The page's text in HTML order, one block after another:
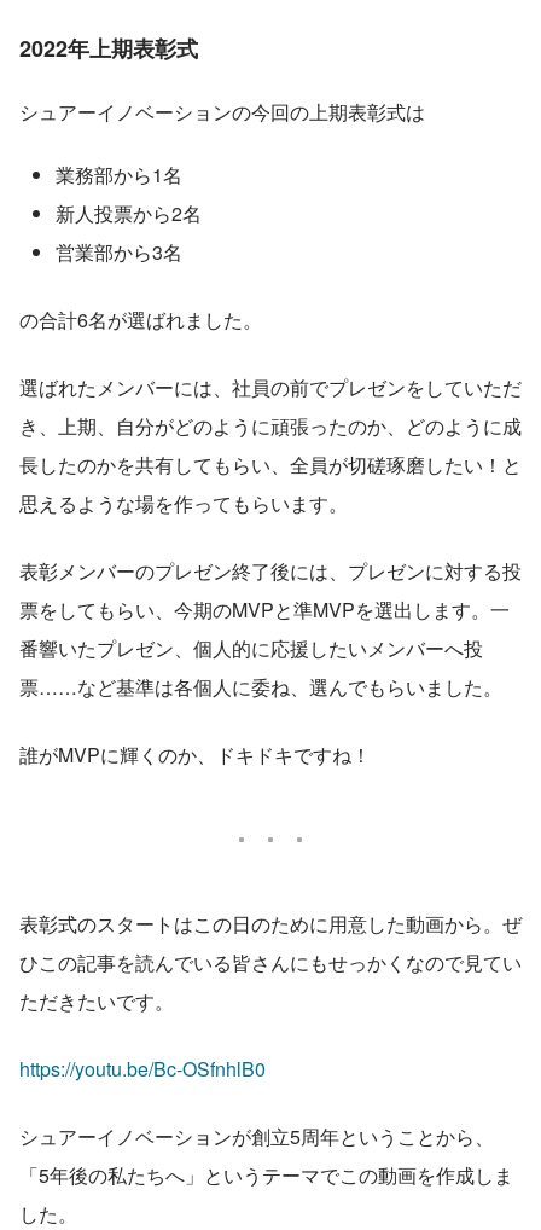
2022年上期表彰式
シュアーイノベーションの今回の上期表彰式は
業務部から1名
新人投票から2名
営業部から3名
の合計6名が選ばれました。
選ばれたメンバーには、社員の前でプレゼンをしていただ
き、上期、自分がどのように頑張ったのか、どのように成
長したのかを共有してもらい、全員が切磋琢磨したい！と
思えるような場を作ってもらいます。
表彰メンバーのプレゼン終了後には、プレゼンに対する投
票をしてもらい、今期のMVPと準MVPを選出します。一
番響いたプレゼン、個人的に応援したいメンバーへ投
票……など基準は各個人に委ね、選んでもらいました。
誰がMVPに輝くのか、ドキドキですね！
表彰式のスタートはこの日のために用意した動画から。ぜ
ひこの記事を読んでいる皆さんにもせっかくなので見てい
ただきたいです。
https://youtu.be/Bc-OSfnhlB0
シュアーイノベーションが創立5周年ということから、
「5年後の私たちへ」というテーマでこの動画を作成しま
した。